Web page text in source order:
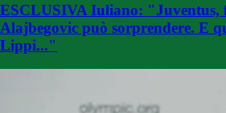
ESCLUSIVA Iuliano: "Juventus,
Alajbegovic può sorprendere. E
Lippi..."